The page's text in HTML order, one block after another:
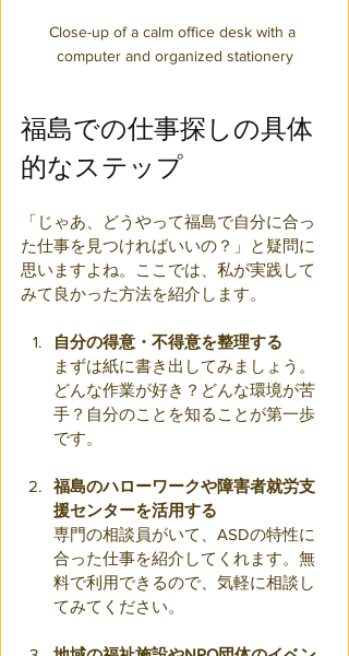
Close-up of a calm office desk with a
computer and organized stationery
福島での仕事探しの具体
的なステップ
「じゃあ、どうやって福島で自分に合っ
た仕事を見つければいいの？」と疑問に
思いますよね。ここでは、私が実践して
みて良かった方法を紹介します。
自分の得意・不得意を整理する
まずは紙に書き出してみましょう。
どんな作業が好き？どんな環境が苦
手？自分のことを知ることが第一歩
です。
福島のハローワークや障害者就労支
援センターを活用する
専門の相談員がいて、ASDの特性に
合った仕事を紹介してくれます。無
料で利用できるので、気軽に相談し
てみてください。